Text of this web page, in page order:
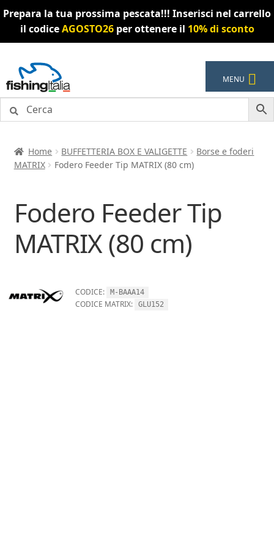
Prepara la tua prossima pescata!!! Inserisci nel carrello
il codiceAGOSTO26per ottenere il 10% di sconto
alla
navigazione
al
contenuto
MENU
Home BUFFETTERIA BOX E VALIGETTE
Borse e foderi
MATRIX
Fodero Feeder Tip MATRIX (80 cm)
Fodero Feeder Tip
MATRIX (80 cm)
CODICE: M-BAAA14
CODICE MATRIX: GLU152